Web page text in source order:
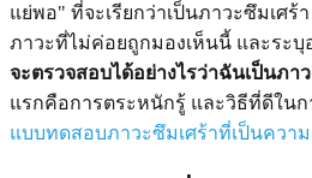
แย่พอ" ที่จะเรียกว่าเป็นภาวะซึมเศ
ภาวะที่ไม่ค่อยถูกมองเห็นนี้ และระ
จะตรวจสอบได้อย่างไรว่าฉันเป็นภา
แรกคือการตระหนักรู้ และวิธีที่ดีใน
แบบทดสอบภาวะซึมเศร้าที่เป็นควา